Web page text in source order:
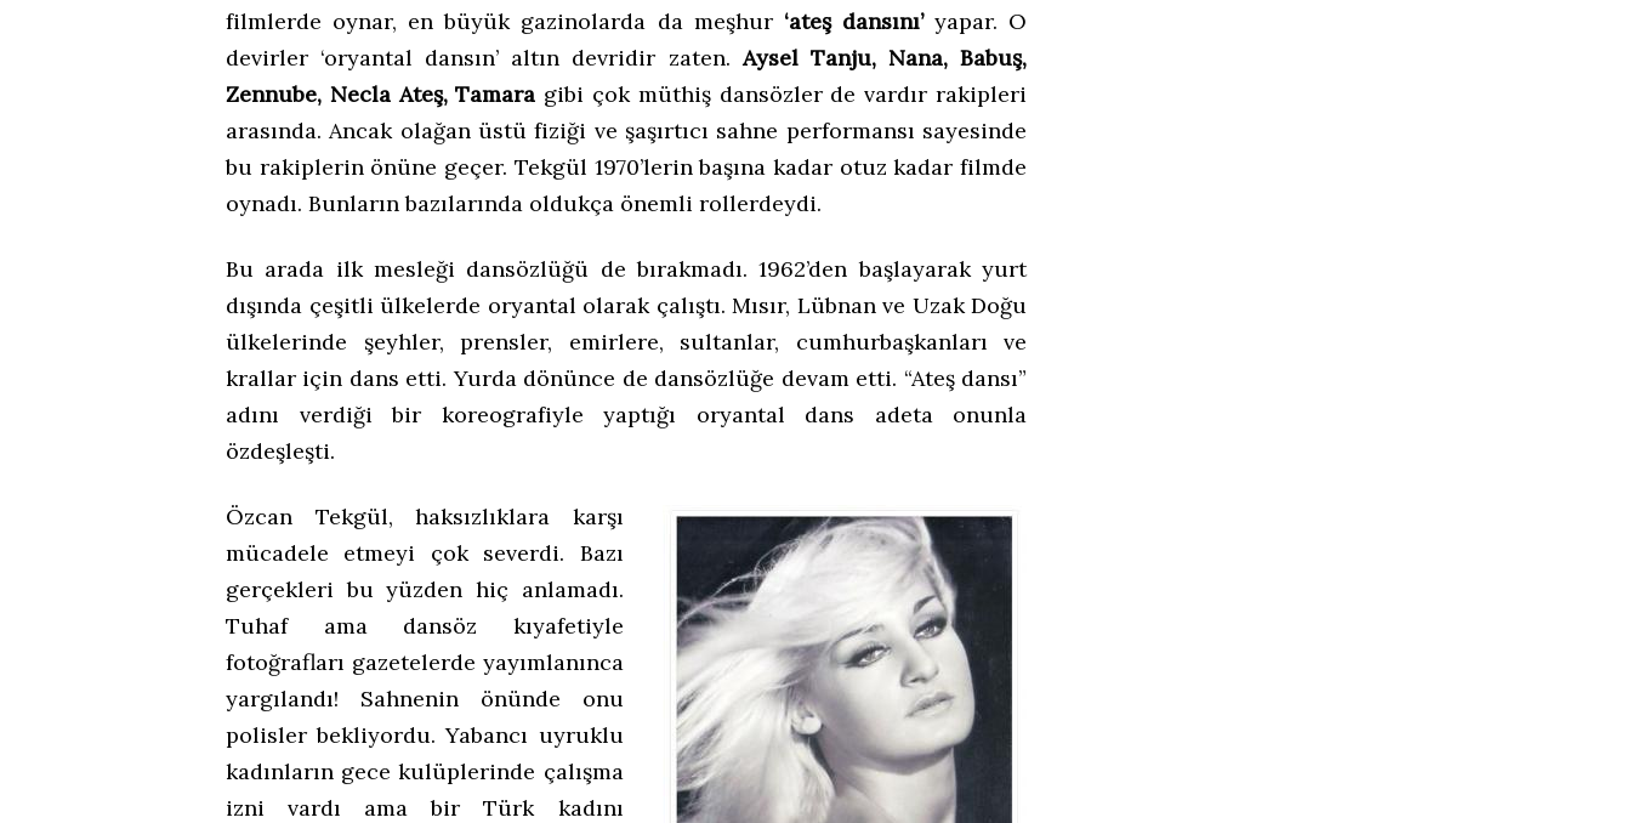
filmlerde oynar, en büyük gazinolarda da meşhur ‘ateş dansını’ yapar. O
devirler ‘oryantal dansın’ altın devridir zaten.Aysel Tanju, Nana, Babuş,
Zennube, Necla Ateş, Tamara gibi çok müthiş dansözler de vardır rakipleri
arasında. Ancak olağan üstü fiziği ve şaşırtıcı sahne performansı sayesinde
bu rakiplerin önüne geçer. Tekgül 1970’lerin başına kadar otuz kadar filmde
oynadı. Bunların bazılarında oldukça önemli rollerdeydi.
Bu arada ilk mesleği dansözlüğü de bırakmadı. 1962’den başlayarak yurt
dışında çeşitli ülkelerde oryantal olarak çalıştı. Mısır, Lübnan ve Uzak Doğu
ülkelerinde şeyhler, prensler, emirlere, sultanlar, cumhurbaşkanları ve
krallar için dans etti. Yurda dönünce de dansözlüğe devam etti. “Ateş dansı”
adını verdiği bir koreografiyle yaptığı oryantal dans adeta onunla
özdeşleşti.
Özcan Tekgül, haksızlıklara karşı
mücadele etmeyi çok severdi. Bazı
gerçekleri bu yüzden hiç anlamadı.
Tuhaf ama dansöz kıyafetiyle
fotoğrafları gazetelerde yayımlanınca
yargılandı! Sahnenin önünde onu
polisler bekliyordu. Yabancı uyruklu
kadınların gece kulüplerinde çalışma
izni vardı ama bir Türk kadını